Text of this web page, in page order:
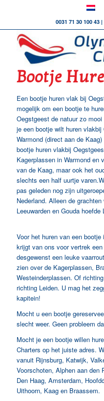
0031 71 30 100 43 |
Bootje
Een bootje huren vlak bij
mogelijk om een bootje te
Oegstgeest de natuur zo
je een bootje wilt huren
Warmond (direct aan de
bootje huren vlakbij
Kagerplassen in Warmond en
van de Kaag, maar ook het
slechts een half uurtje
pas geleden nog zijn
Nederland. Alleen de
Leeuwarden en Gouda
Voor het huren van een
krijgt van ons voor vertrek
desgewenst een leuke
zien over de Kagerplassen,
Westeinderplassen. Of
richting Leiden. U mag het
kapitein!
Mocht u een bootje
slecht weer. Geen probleem
Mocht je een bootje willen
Charters op het juiste adres.
vanuit Rijnsburg, Katwijk,
Voorschoten, Alphen aan den
Den Haag, Amsterdam,
Uithoorn, Kaag en Braassem.